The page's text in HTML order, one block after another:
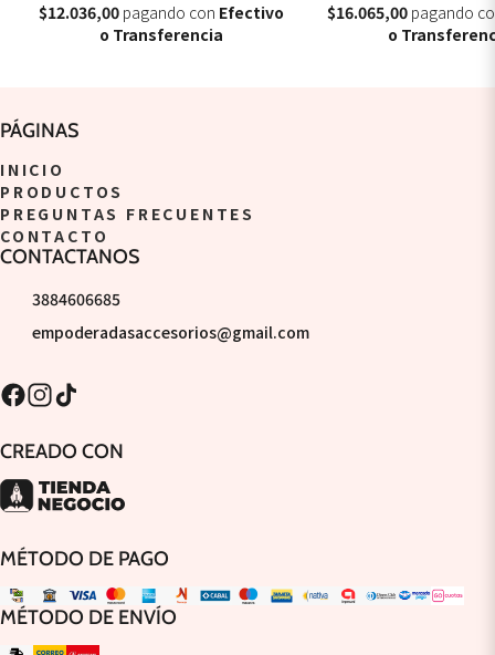
$12.036,00pagando con Efectivo
o Transferencia
$16.065,00pagando
o
PÁGINAS
INICIO
PRODUCTOS
PREGUNTAS FRECUENTES
CONTACTO
CONTACTANOS
3884606685
empoderadasaccesorios@gmail.com
CREADO CON
MÉTODO DE PAGO
MÉTODO DE ENVÍO